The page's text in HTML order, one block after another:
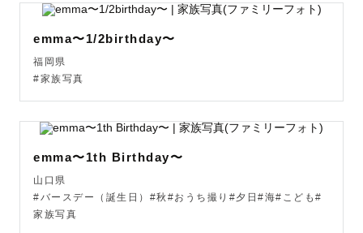
emma〜1/2birthday〜
福岡県
#家族写真
emma〜1th Birthday〜
山口県
#バースデー（誕生日）#秋#おうち撮り#夕日#海#こども#
家族写真